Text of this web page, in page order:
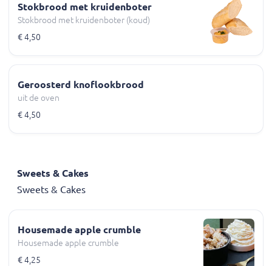
Stokbrood met kruidenboter
Stokbrood met kruidenboter (koud)
€ 4,50
Geroosterd knoflookbrood
uit de oven
€ 4,50
Sweets & Cakes
Sweets & Cakes
Housemade apple crumble
Housemade apple crumble
€ 4,25